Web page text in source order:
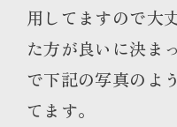
用してますので大
た方が良いに決ま
で下記の写真のよ
てます。